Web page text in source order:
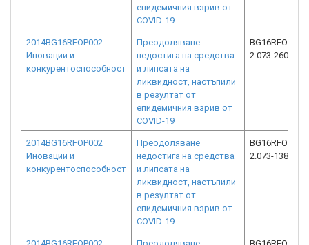
епидемичния взрив от
COVID-19
2014BG16RFOP002
Иновации и
конкурентоспособност
Преодоляване
недостига на средства
и липсата на
ликвидност, настъпили
в резултат от
епидемичния взрив от
COVID-19
BG16RFOP002-
2.073-26015-
2014BG16RFOP002
Иновации и
конкурентоспособност
Преодоляване
недостига на средства
и липсата на
ликвидност, настъпили
в резултат от
епидемичния взрив от
COVID-19
BG16RFOP002-
2.073-1381-